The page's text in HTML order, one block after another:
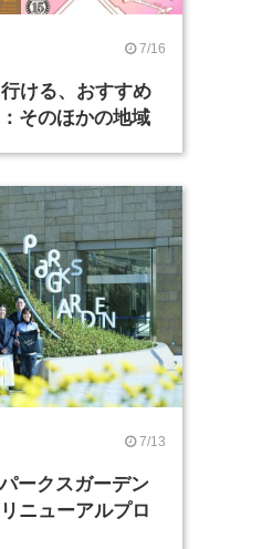
7/16
ける、おすすめ
そのほかの地域
7/13
ークスガーデン
ニューアルプロ